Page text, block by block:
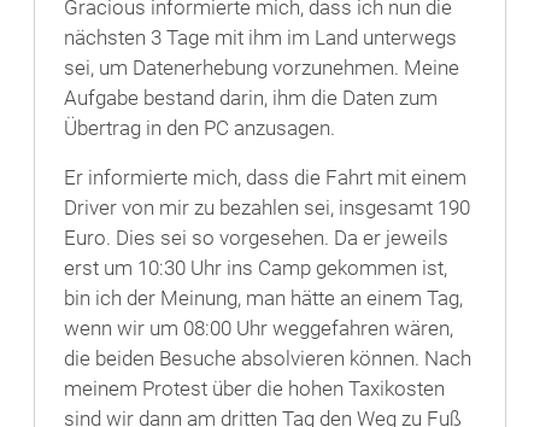
Gracious informierte mich, dass ich nun die
nächsten 3 Tage mit ihm im Land unterwegs
sei, um Datenerhebung vorzunehmen. Meine
Aufgabe bestand darin, ihm die Daten zum
Übertrag in den PC anzusagen.
Er informierte mich, dass die Fahrt mit einem
Driver von mir zu bezahlen sei, insgesamt 190
Euro. Dies sei so vorgesehen. Da er jeweils
erst um 10:30 Uhr ins Camp gekommen ist,
bin ich der Meinung, man hätte an einem Tag,
wenn wir um 08:00 Uhr weggefahren wären,
die beiden Besuche absolvieren können. Nach
meinem Protest über die hohen Taxikosten
sind wir dann am dritten Tag den Weg zu Fuß